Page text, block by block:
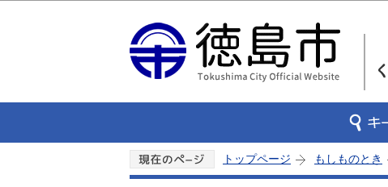
トップページ もしものとき